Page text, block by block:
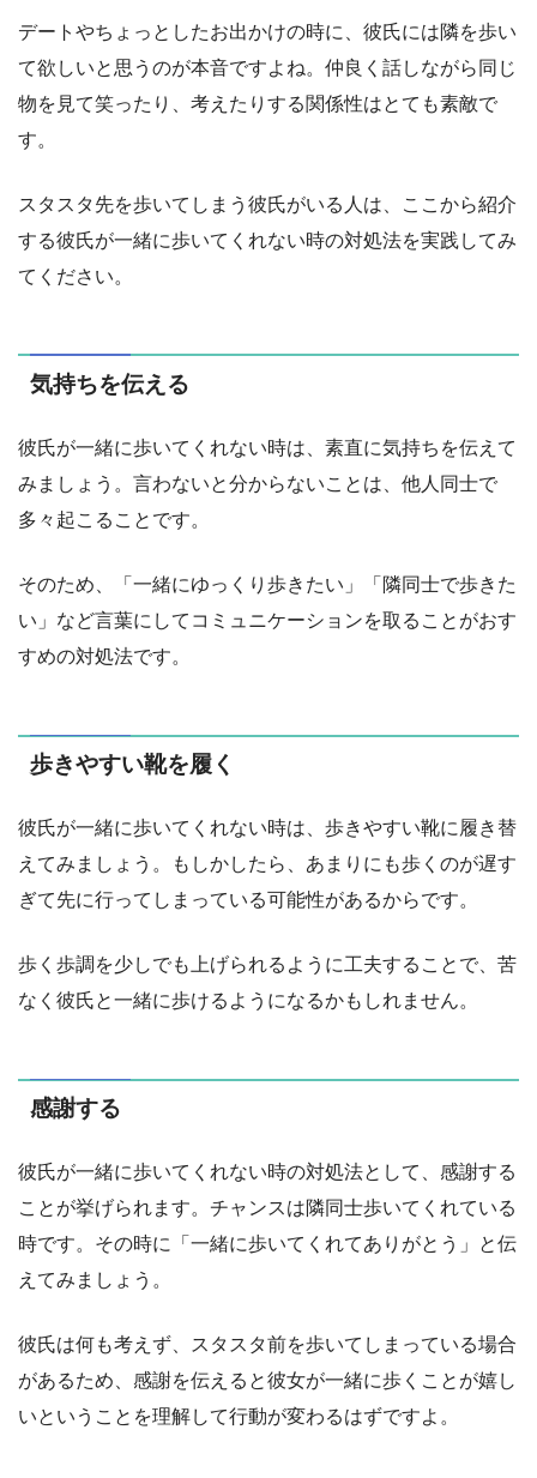
デートやちょっとしたお出かけの時に、彼氏には隣を歩い
て欲しいと思うのが本音ですよね。仲良く話しながら同じ
物を見て笑ったり、考えたりする関係性はとても素敵で
す。
スタスタ先を歩いてしまう彼氏がいる人は、ここから紹介
する彼氏が一緒に歩いてくれない時の対処法を実践してみ
てください。
気持ちを伝える
彼氏が一緒に歩いてくれない時は、素直に気持ちを伝えて
みましょう。言わないと分からないことは、他人同士で
多々起こることです。
そのため、「一緒にゆっくり歩きたい」「隣同士で歩きた
い」など言葉にしてコミュニケーションを取ることがおす
すめの対処法です。
歩きやすい靴を履く
彼氏が一緒に歩いてくれない時は、歩きやすい靴に履き替
えてみましょう。もしかしたら、あまりにも歩くのが遅す
ぎて先に行ってしまっている可能性があるからです。
歩く歩調を少しでも上げられるように工夫することで、苦
なく彼氏と一緒に歩けるようになるかもしれません。
感謝する
彼氏が一緒に歩いてくれない時の対処法として、感謝する
ことが挙げられます。チャンスは隣同士歩いてくれている
時です。その時に「一緒に歩いてくれてありがとう」と伝
えてみましょう。
彼氏は何も考えず、スタスタ前を歩いてしまっている場合
があるため、感謝を伝えると彼女が一緒に歩くことが嬉し
いということを理解して行動が変わるはずですよ。